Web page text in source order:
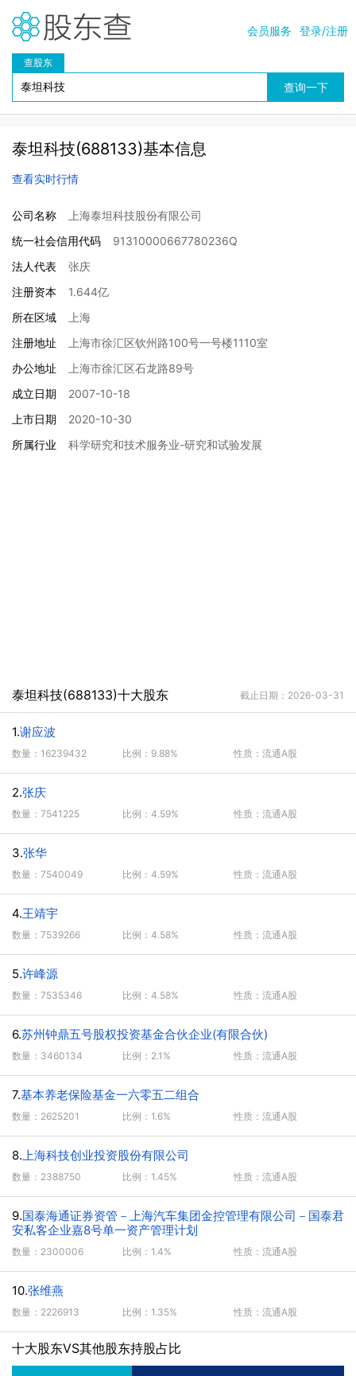
查股东
会员服务 登录/注册
泰坦科技(688133)基本信息
查看实时行情
公司名称
上海泰坦科技股份有限公司
统一社会信用代码
91310000667780236Q
法人代表
张庆
注册资本
1.644亿
所在区域
上海
注册地址
上海市徐汇区钦州路100号一号楼1110室
办公地址
上海市徐汇区石龙路89号
成立日期
2007-10-18
上市日期
2020-10-30
所属行业
科学研究和技术服务业-研究和试验发展
泰坦科技(688133)十大股东 截止日期：2026-03-31
1.谢应波
数量：16239432 比例：9.88% 性质：流通A股
2.张庆
数量：7541225 比例：4.59% 性质：流通A股
3.张华
数量：7540049 比例：4.59% 性质：流通A股
4.王靖宇
数量：7539266 比例：4.58% 性质：流通A股
5.许峰源
数量：7535346 比例：4.58% 性质：流通A股
6.苏州钟鼎五号股权投资基金合伙企业(有限合伙)
数量：3460134 比例：2.1% 性质：流通A股
7.基本养老保险基金一六零五二组合
数量：2625201 比例：1.6% 性质：流通A股
8.上海科技创业投资股份有限公司
数量：2388750 比例：1.45% 性质：流通A股
9.国泰海通证券资管－上海汽车集团金控管理有限公司－国泰君
安私客企业嘉8号单一资产管理计划
数量：2300006 比例：1.4% 性质：流通A股
10.张维燕
数量：2226913 比例：1.35% 性质：流通A股
十大股东VS其他股东持股占比